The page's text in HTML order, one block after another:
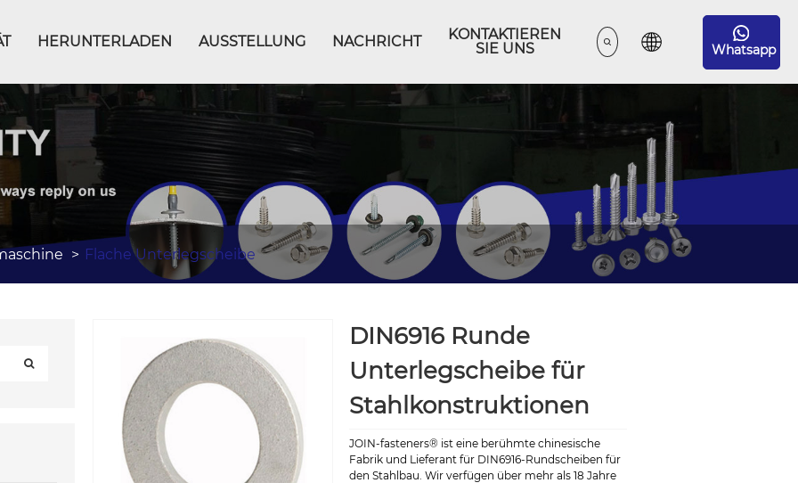
HERUNTERLADEN AUSSTELLUNG NACHRICHT
KONTAKTIEREN
SIE UNS
Whatsapp
Flache Unterlegscheibe
DIN6916 Runde
Unterlegscheibe für
Stahlkonstruktionen
JOIN-fasteners® ist eine berühmte chinesische
Fabrik und Lieferant für DIN6916-Rundscheiben für
den Stahlbau. Wir verfügen über mehr als 18 Jahre